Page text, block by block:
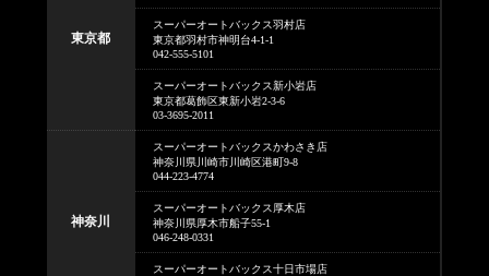
東京都
スーパーオートバックス羽村店
東京都羽村市神明台4-1-1
042-555-5101
スーパーオートバックス新小岩店
東京都葛飾区東新小岩2-3-6
03-3695-2011
神奈川
スーパーオートバックスかわさき店
神奈川県川崎市川崎区港町9-8
044-223-4774
スーパーオートバックス厚木店
神奈川県厚木市船子55-1
046-248-0331
スーパーオートバックス十日市場店